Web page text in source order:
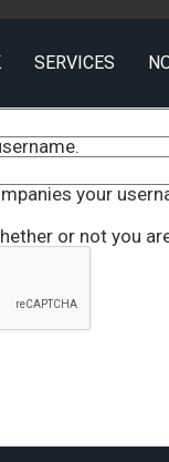
SERVICES
your
or not you